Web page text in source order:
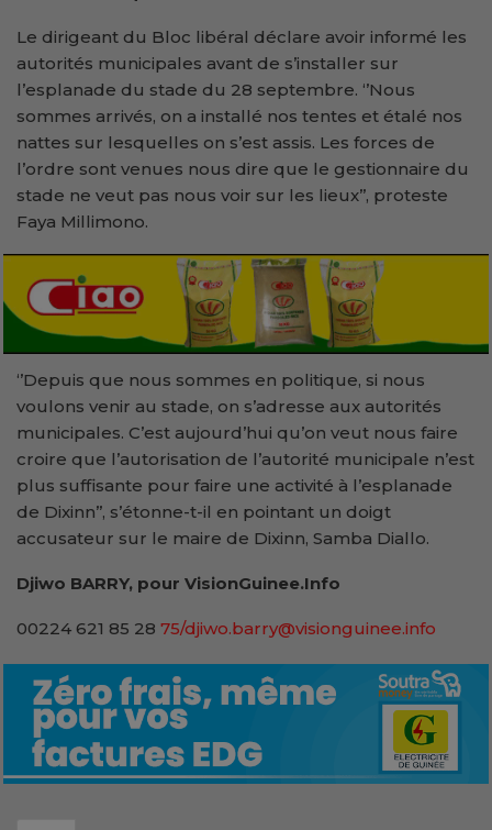
Le dirigeant du Bloc libéral déclare avoir informé les
autorités municipales avant de s’installer sur
l’esplanade du stade du 28 septembre. ‘’Nous
sommes arrivés, on a installé nos tentes et étalé nos
nattes sur lesquelles on s’est assis. Les forces de
l’ordre sont venues nous dire que le gestionnaire du
stade ne veut pas nous voir sur les lieux’’, proteste
Faya Millimono.
‘’Depuis que nous sommes en politique, si nous
voulons venir au stade, on s’adresse aux autorités
municipales. C’est aujourd’hui qu’on veut nous faire
croire que l’autorisation de l’autorité municipale n’est
plus suffisante pour faire une activité à l’esplanade
de Dixinn’’, s’étonne-t-il en pointant un doigt
accusateur sur le maire de Dixinn, Samba Diallo.
Djiwo BARRY, pour VisionGuinee.Info
00224 621 85 28 75/djiwo.barry@visionguinee.info